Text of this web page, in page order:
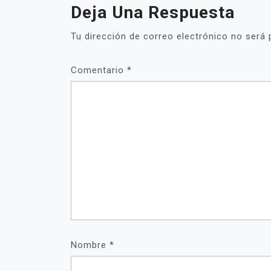
Deja Una Respuesta
Tu dirección de correo electrónico no será
Comentario *
Nombre *